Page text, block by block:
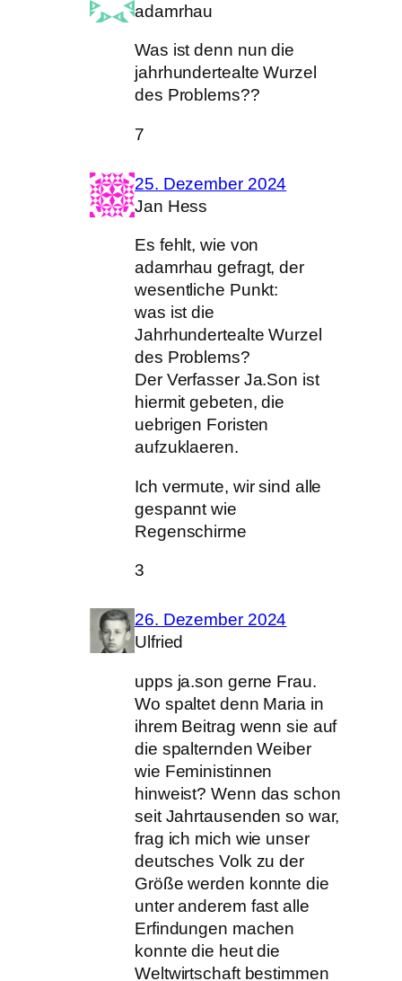
adamrhau
Was ist denn nun die
jahrhundertealte Wurzel
des Problems??
7
25. Dezember 2024
Jan Hess
Es fehlt, wie von
adamrhau gefragt, der
wesentliche Punkt:
was ist die
Jahrhundertealte Wurzel
des Problems?
Der Verfasser Ja.Son ist
hiermit gebeten, die
uebrigen Foristen
aufzuklaeren.
Ich vermute, wir sind alle
gespannt wie
Regenschirme
3
26. Dezember 2024
Ulfried
upps ja.son gerne Frau.
Wo spaltet denn Maria in
ihrem Beitrag wenn sie auf
die spalternden Weiber
wie Feministinnen
hinweist? Wenn das schon
seit Jahrtausenden so war,
frag ich mich wie unser
deutsches Volk zu der
Größe werden konnte die
unter anderem fast alle
Erfindungen machen
konnte die heut die
Weltwirtschaft bestimmen